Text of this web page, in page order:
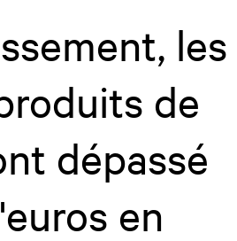
les
de
dépassé
en